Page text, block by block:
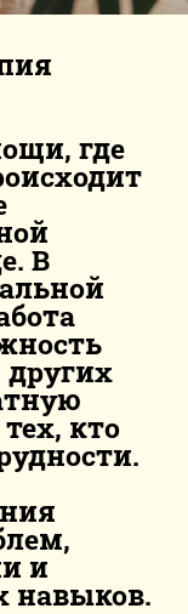
где
В
других
кто
и
навыков.